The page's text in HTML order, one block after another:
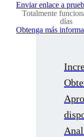
Enviar enlace a
Totalmente
días
Obtenga más